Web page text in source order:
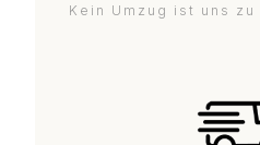
Kein Umzug ist uns